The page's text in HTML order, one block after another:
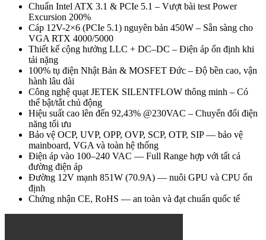
Chuẩn Intel ATX 3.1 & PCIe 5.1 – Vượt bài test Power
Excursion 200%
Cáp 12V-2×6 (PCIe 5.1) nguyên bản 450W – Sẵn sàng cho
VGA RTX 4000/5000
Thiết kế cộng hưởng LLC + DC–DC – Điện áp ổn định khi
tải nặng
100% tụ điện Nhật Bản & MOSFET Đức – Độ bền cao, vận
hành lâu dài
Công nghệ quạt JETEK SILENTFLOW thông minh – Có
thể bật/tắt chủ động
Hiệu suất cao lên đến 92,43% @230VAC – Chuyển đổi điện
năng tối ưu
Bảo vệ OCP, UVP, OPP, OVP, SCP, OTP, SIP — bảo vệ
mainboard, VGA và toàn hệ thống
Điện áp vào 100–240 VAC — Full Range hợp với tất cả
đường điện áp
Đường 12V mạnh 851W (70.9A) — nuôi GPU và CPU ổn
định
Chứng nhận CE, RoHS — an toàn và đạt chuẩn quốc tế